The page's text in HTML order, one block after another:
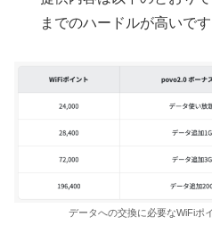
までのハードルが高いです
データへの交換に必要なWiFiポ